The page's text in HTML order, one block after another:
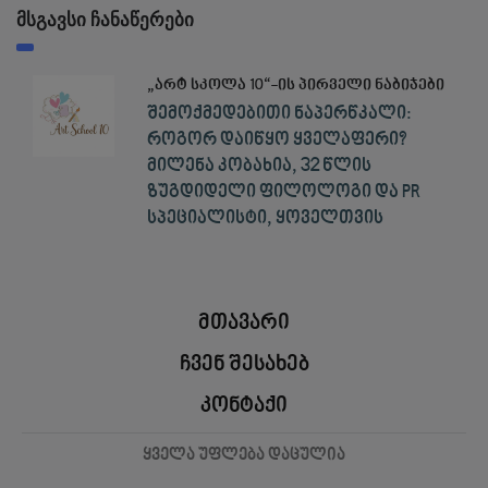
მსგავსი ჩანაწერები
„არტ სკოლა 10“-ის პირველი ნაბიჯები
შემოქმედებითი ნაპერწკალი:
როგორ დაიწყო ყველაფერი?
მილენა კობახია, 32 წლის
ზუგდიდელი ფილოლოგი და PR
სპეციალისტი, ყოველთვის
მთავარი
ჩვენ შესახებ
კონტაქი
ყველა უფლება დაცულია